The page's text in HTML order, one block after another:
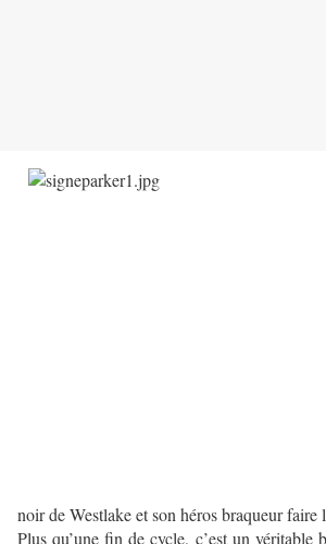
noir de Westlake et son héros braqueur faire
Plus qu’une fin de cycle, c’est un véritable